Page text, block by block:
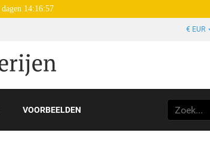
dagen 14:16:55
€ EUR
VOORBEELDEN